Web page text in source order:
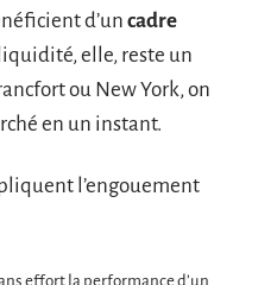
d’un cadre
elle, reste un
ou New York, on
en un instant.
l’engouement
effort la performance d’un